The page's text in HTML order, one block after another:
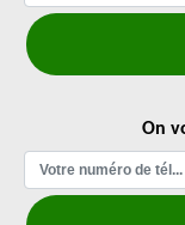
On